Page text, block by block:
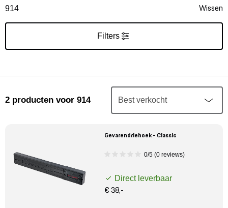
Nieuw
Mijn account
Meer Porsche
Porsche informatie
914 Wissen
Filters
2 producten voor 914
Gevarendriehoek - Classic
0/5 (0 reviews)
Direct leverbaar
€ 38,-